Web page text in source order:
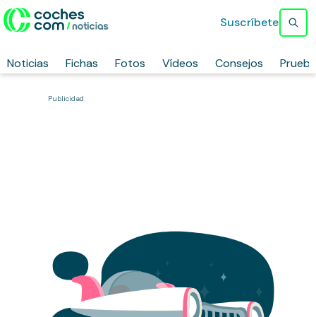
Noticias Fichas Fotos Vídeos Consejos
Suscríbete
Publicidad